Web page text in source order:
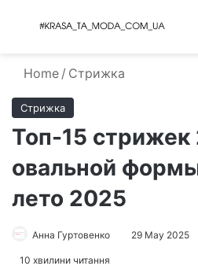
Menu
Home / Стрижка
Стрижка
Топ-15 стрижек
овальной
лето 2025
Анна Гуртовенко 29 May 2025
10 хвилини читання